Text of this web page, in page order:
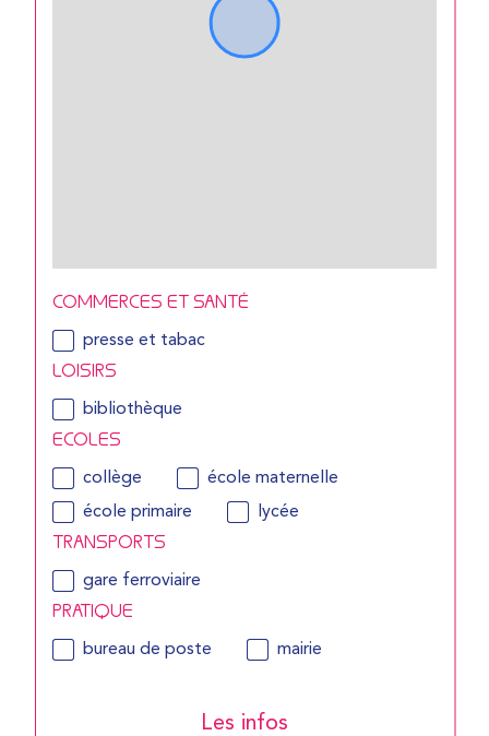
COMMERCES ET SANTÉ
presse et tabac
LOISIRS
bibliothèque
ECOLES
collège
école maternelle
école primaire
lycée
TRANSPORTS
gare ferroviaire
PRATIQUE
bureau de poste mairie
Les infos